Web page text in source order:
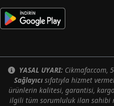
YASAL UYARI: Cikmafar.com,
Sağlayıcısıfatıyla hizmet
ürünlerin kalitesi, garantisi,
ilgili tüm sorumluluk ilan sahibi